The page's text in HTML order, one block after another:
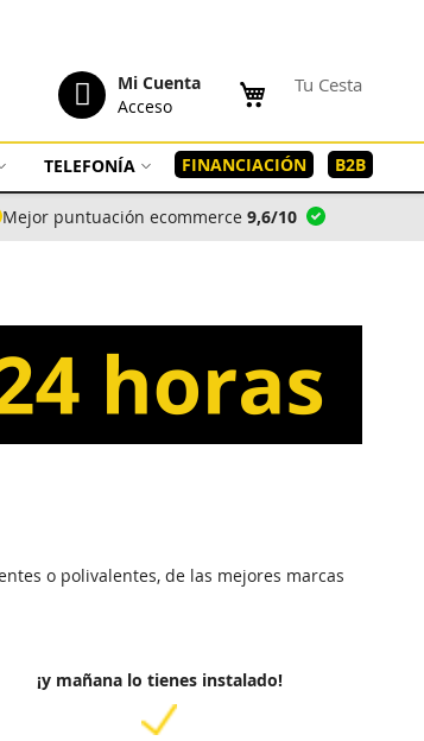
Tu Cesta
Mi Cuenta
Acceso
TELEFONÍA FINANCIACIÓN B2B
Mejor puntuación ecommerce 9,6/10
o polivalentes, de las mejores marcas
¡y mañana lo tienes instalado!